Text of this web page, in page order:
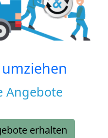
Angebote
erhalten